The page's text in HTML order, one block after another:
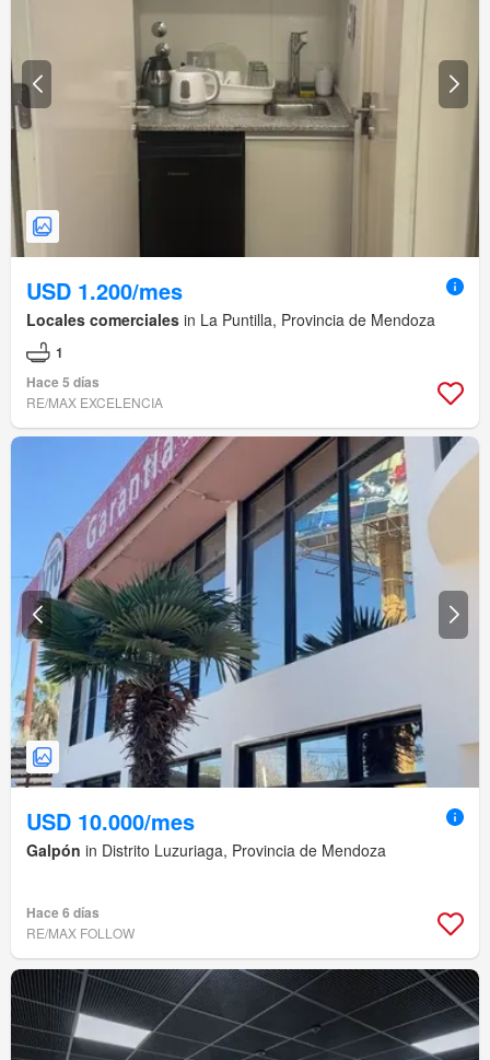
USD 1.200/mes
Locales comerciales in La Puntilla, Provincia de Mendoza
1
Hace 5 días
RE/MAX EXCELENCIA
USD 10.000/mes
Galpón in Distrito Luzuriaga, Provincia de Mendoza
Hace 6 días
RE/MAX FOLLOW